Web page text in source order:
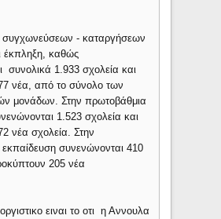
συγχωνεύσεων - καταργήσεων
έκπληξη, καθώς
συνολικά 1.933 σχολεία και
νέα, από το σύνολο των
μονάδων. Στην πρωτοβάθμια
1.523 σχολεία και
νέα σχολεία. Στην
εκπαίδευση συνενώνονται 410
205 νέα
ειναι το οτι η Αννουλα